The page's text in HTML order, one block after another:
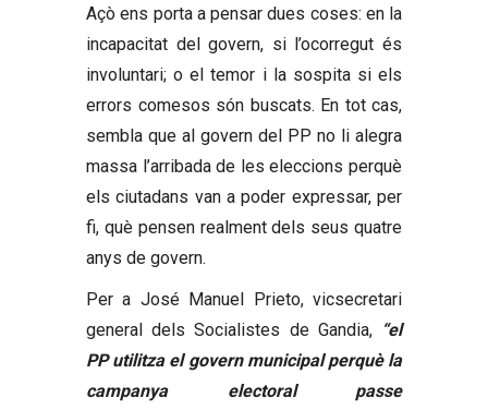
Açò ens porta a pensar dues coses: en la
incapacitat del govern, si l’ocorregut és
involuntari; o el temor i la sospita si els
errors comesos són buscats. En tot cas,
sembla que al govern del PP no li alegra
massa l’arribada de les eleccions perquè
els ciutadans van a poder expressar, per
fi, què pensen realment dels seus quatre
anys de govern.
Per a José Manuel Prieto, vicsecretari
general dels Socialistes de Gandia, “el
PP utilitza el govern municipal perquè la
campanya electoral passe